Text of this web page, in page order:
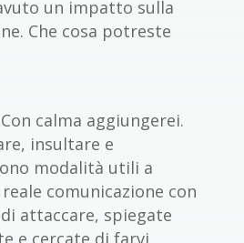
un impatto sulla
Che cosa potreste
Con calma aggiungerei.
insultare e
modalità utili a
comunicazione con
di attaccare, spiegate
e cercate di farvi